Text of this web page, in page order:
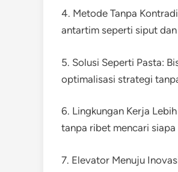
4. Metode Tanpa
antartim seperti siput
5. Solusi Seperti Pasta:
optimalisasi strategi
6. Lingkungan Kerja
tanpa ribet mencari
7. Elevator Menuju